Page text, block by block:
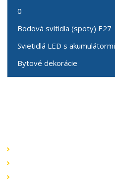
0
Bodová svítidla (spoty) E27
Svietidlá LED s akumulátormi
Bytové dekorácie